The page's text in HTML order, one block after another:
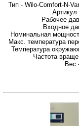
Тип - Wilo-Comfort-N-
Артикул
Рабочее
Входное
Номинальная
Макс. температура
Температура
Частота
Вес